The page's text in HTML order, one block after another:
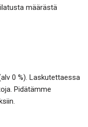
määrästä
0 %). Laskutettaessa
Pidätämme